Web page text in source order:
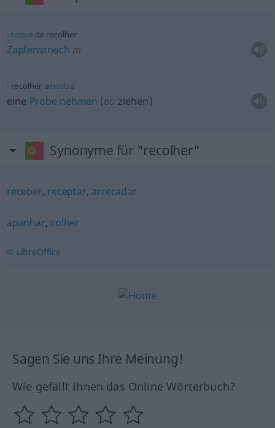
toquede recolher
Zapfenstreich m
recolher amostra
eine Probe nehmen (ou ziehen)
Synonyme für "recolher"
receber, receptar, arrecadar
apanhar, colher
© LibreOffice
Sagen Sie uns Ihre Meinung!
Wie gefällt Ihnen das Online Wörterbuch?